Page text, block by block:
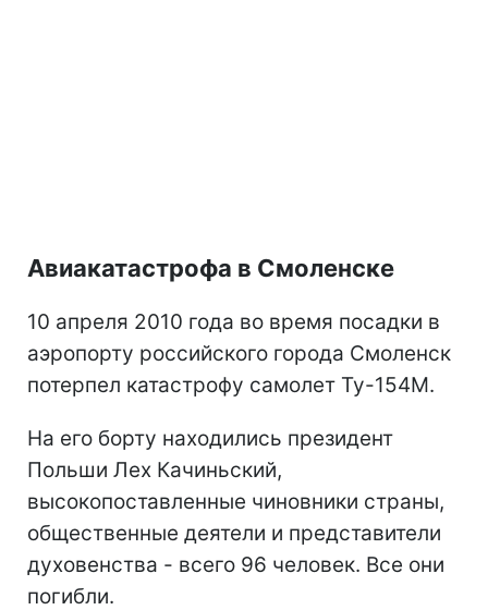
Авиакатастрофа в Смоленске
10 апреля 2010 года во время посадки в
аэропорту российского города Смоленск
потерпел катастрофу самолет Ту-154М.
На его борту находились президент
Польши Лех Качиньский,
высокопоставленные чиновники страны,
общественные деятели и представители
духовенства - всего 96 человек. Все они
погибли.